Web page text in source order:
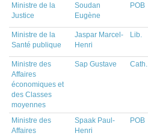
Ministre de la
Justice
Soudan
Eugène
POB
Ministre de la
Santé publique
Jaspar Marcel-
Henri
Lib.
Ministre des
Affaires
économiques et
des Classes
moyennes
Sap Gustave Cath.
Ministre des
Affaires
Spaak Paul-
Henri
POB